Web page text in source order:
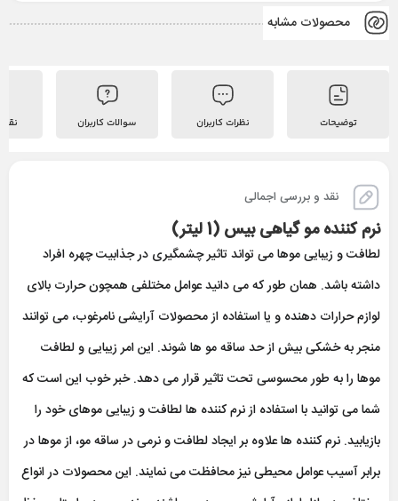
محصولات مشابه
توضیحات نظرات کاربران سوالات کاربران
نقد و بررسی اجمالی
نرم كننده مو گياهی بیس (1 ليتر)
لطافت و زیبایی موها می تواند تاثیر چشمگیری در جذابیت چهره افراد
داشته باشد. همان طور که می دانید عوامل مختلفی همچون حرارت بالای
لوازم حرارات دهنده و یا استفاده از محصولات آرایشی نامرغوب، می توانند
منجر به خشکی بیش از حد ساقه مو ها شوند. این امر زیبایی و لطافت
موها را به طور محسوسی تحت تاثیر قرار می دهد. خبر خوب این است که
شما می توانید با استفاده از نرم کننده ها لطافت و زیبایی موهای خود را
بازیابید. نرم کننده ها علاوه بر ایجاد لطافت و نرمی در ساقه مو، از موها در
برابر آسیب عوامل محیطی نیز محافظت می نمایند. این محصولات در انواع